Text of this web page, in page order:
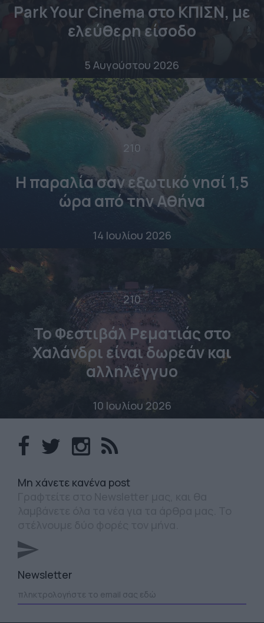
Park Your Cinema στο ΚΠΙΣΝ, με
ελεύθερη είσοδο
5 Αυγούστου 2026
210
Η παραλία σαν εξωτικό νησί 1,5
ώρα από την Αθήνα
14 Ιουλίου 2026
210
Το Φεστιβάλ Ρεματιάς στο
Χαλάνδρι είναι δωρεάν και
αλληλέγγυο
10 Ιουλίου 2026
Mη χάνετε κανένα post
Newsletter